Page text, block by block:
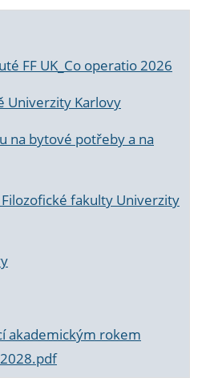
FF UK_Co operatio 2026
Univerzity Karlovy
na bytové potřeby a na
fakulty Univerzity
akademickým rokem